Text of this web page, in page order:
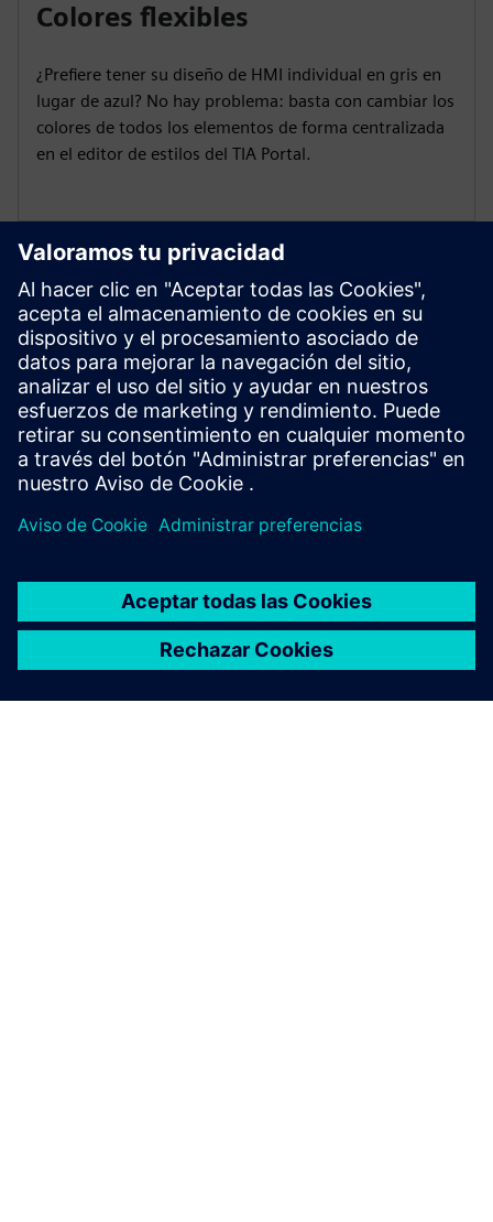
Colores flexibles
¿Prefiere tener su diseño de HMI individual en gris en
lugar de azul? No hay problema: basta con cambiar los
colores de todos los elementos de forma centralizada
en el editor de estilos del TIA Portal.
Control total
Utilice los elementos de la HMI Template Suite como
base para su propia visualización o como inspiración
para su próximo proyecto. Tiene el control total de la
maquetación y el diseño.